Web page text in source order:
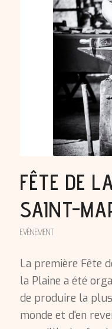
FÊTE DE
SAINT-
EVÈNEMENT
La première Fête
la Plaine a été
de produire la
monde et d'en